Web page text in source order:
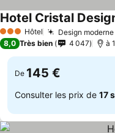
3 ÉtoilesHôtel Design
Hotel Cristal
8,0 Très bien 4 047 à
De 145 €
Consulter les prix de 17